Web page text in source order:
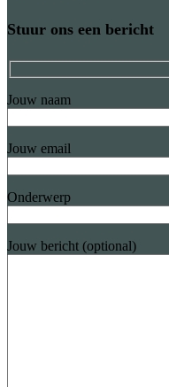
Stuur ons een bericht
Jouw naam
Jouw email
Onderwerp
Jouw bericht (optional)